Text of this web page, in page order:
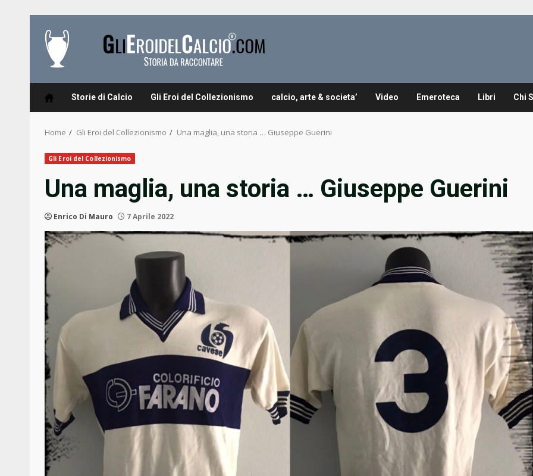
content
Storie di Calcio Gli Eroi del Collezionismo calcio, arte & societa’ Video Emeroteca Libri Chi
Home Gli Eroi del Collezionismo Una maglia, una storia … Giuseppe Guerini
Gli Eroi del Collezionismo
Una maglia, una storia … Giuseppe Guerini
Enrico Di Mauro 7 Aprile 2022